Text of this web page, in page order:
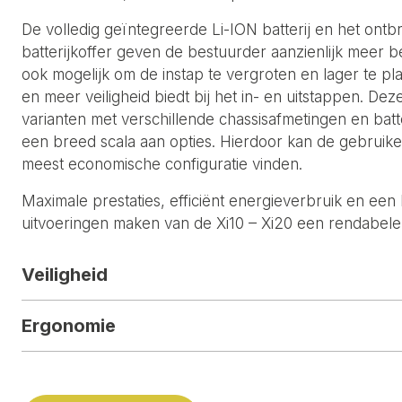
De volledig geïntegreerde Li-ION batterij en het
batterijkoffer geven de bestuurder aanzienlijk meer
ook mogelijk om de instap te vergroten en lager te
en meer veiligheid biedt bij het in- en uitstappen.
varianten met verschillende chassisafmetingen en
een breed scala aan opties. Hierdoor kan de
meest economische configuratie vinden.
Maximale prestaties, efficiënt energieverbruik en een
uitvoeringen maken van de Xi10 – Xi20 een
Veiligheid
Ergonomie